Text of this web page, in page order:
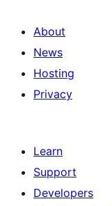
About
News
Hosting
Privacy
Learn
Support
Developers